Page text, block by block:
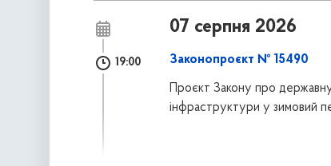
07 серпня 2026
19:00 Законопроєкт № 15490
Проєкт Закону про
інфраструктури у зимовий